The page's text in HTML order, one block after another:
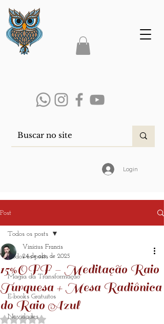
Login
Post
Todos os posts
Magia da Transformação
E-books Gratuitos
Novidades
Todos os posts
15%OFF - Meditação Raio
Turquesa + Mesa Radiônica
do Raio Azul
Vinícius Francis
24 de abr. de 2025
Avaliado com NaN de 5 estrelas.